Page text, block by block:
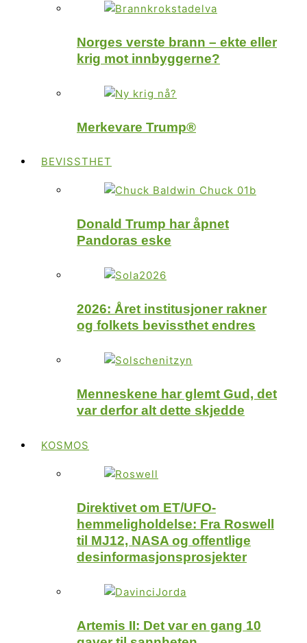
Norges verste brann – ekte eller
krig mot innbyggerne?
Merkevare Trump®
BEVISSTHET
Donald Trump har åpnet
Pandoras eske
2026: Året institusjoner rakner
og folkets bevissthet endres
Menneskene har glemt Gud, det
var derfor alt dette skjedde
KOSMOS
Direktivet om ET/UFO-
hemmeligholdelse: Fra Roswell
til MJ12, NASA og offentlige
desinformasjonsprosjekter
Artemis II: Det var en gang 10